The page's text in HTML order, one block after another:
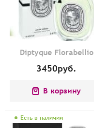
Diptyque Florabellio
3450руб.
В корзину
Есть в наличии